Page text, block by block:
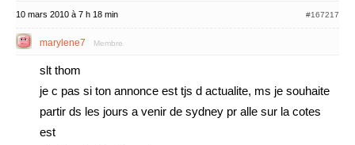
10 mars 2010 à 7 h 18 min #167217
marylene7 Membre
slt thom
je c pas si ton annonce est tjs d actualite, ms je souhaite
partir ds les jours a venir de sydney pr alle sur la cotes
est